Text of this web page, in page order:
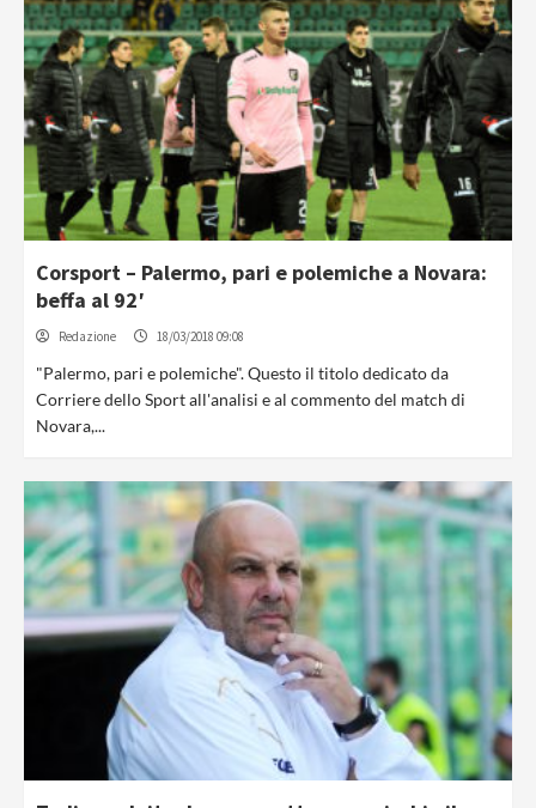
Corsport – Palermo, pari e polemiche a Novara:
beffa al 92′
Redazione 18/03/2018 09:08
"Palermo, pari e polemiche". Questo il titolo dedicato da
Corriere dello Sport all'analisi e al commento del match di
Novara,...